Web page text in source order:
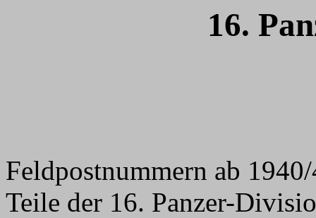
16.
Feldpostnummern ab
Teile der 16. Panzer-